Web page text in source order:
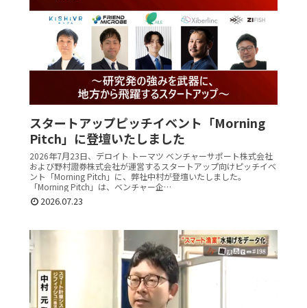
スタートアップピッチイベント「Morning
Pitch」に登壇いたしました
2026年7月23日、デロイト トーマツ ベンチャーサポート株式会社
および野村證券株式会社が運営するスタートアップ向けピッチイベ
ント「Morning Pitch」に、弊社中村が登壇いたしました。
「Morning Pitch」は、ベンチャー企…
2026.07.23